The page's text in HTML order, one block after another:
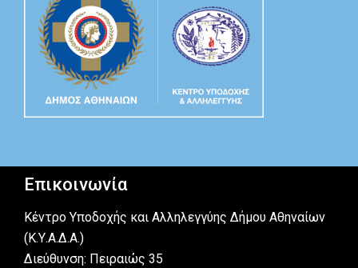
Επικοινωνία
Κέντρο Υποδοχής και Αλληλεγγύης Δήμου Αθηναίων
(Κ.Υ.Α.Δ.Α.)
Διεύθυνση: Πειραιώς 35